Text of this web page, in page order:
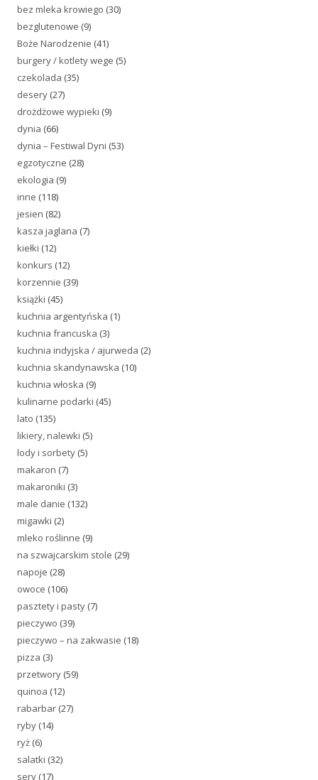
bez mleka krowiego (30)
bezglutenowe (9)
Boże Narodzenie (41)
burgery / kotlety wege (5)
czekolada (35)
desery (27)
drożdżowe wypieki (9)
dynia (66)
dynia – Festiwal Dyni (53)
egzotyczne (28)
ekologia (9)
inne (118)
jesien (82)
kasza jaglana (7)
kiełki (12)
konkurs (12)
korzennie (39)
książki (45)
kuchnia argentyńska (1)
kuchnia francuska (3)
kuchnia indyjska / ajurweda (2)
kuchnia skandynawska (10)
kuchnia włoska (9)
kulinarne podarki (45)
lato (135)
likiery, nalewki (5)
lody i sorbety (5)
makaron (7)
makaroniki (3)
male danie (132)
migawki (2)
mleko roślinne (9)
na szwajcarskim stole (29)
napoje (28)
owoce (106)
pasztety i pasty (7)
pieczywo (39)
pieczywo – na zakwasie (18)
pizza (3)
przetwory (59)
quinoa (12)
rabarbar (27)
ryby (14)
ryż (6)
salatki (32)
sery (17)